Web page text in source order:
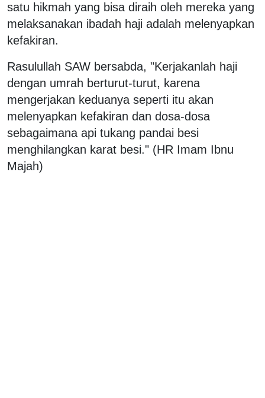
satu hikmah yang bisa diraih oleh mereka yang
melaksanakan ibadah haji adalah melenyapkan
kefakiran.
Rasulullah SAW bersabda, "Kerjakanlah haji
dengan umrah berturut-turut, karena
mengerjakan keduanya seperti itu akan
melenyapkan kefakiran dan dosa-dosa
sebagaimana api tukang pandai besi
menghilangkan karat besi." (HR Imam Ibnu
Majah)